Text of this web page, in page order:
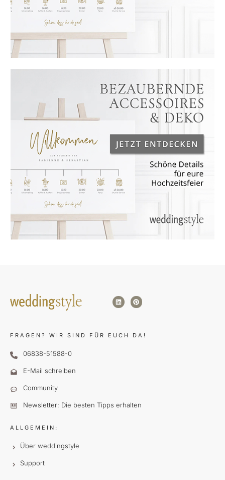
FRAGEN? WIR SIND FÜR EUCH DA!
06838-51588-0
E-Mail schreiben
Community
Newsletter: Die besten Tipps erhalten
ALLGEMEIN:
Über weddingstyle
Support